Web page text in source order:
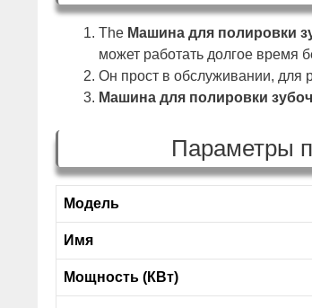
The Машина для полировки
может работать долгое время
Он прост в обслуживании, для
Машина для полировки
Параметры
Модель
Имя
Мощность (КВт)